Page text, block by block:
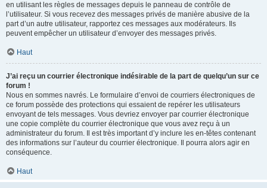
en utilisant les règles de messages depuis le panneau de contrôle de
l’utilisateur. Si vous recevez des messages privés de manière abusive de la
part d’un autre utilisateur, rapportez ces messages aux modérateurs. Ils
peuvent empêcher un utilisateur d’envoyer des messages privés.
Haut
J’ai reçu un courrier électronique indésirable de la part de quelqu’un sur ce
forum !
Nous en sommes navrés. Le formulaire d’envoi de courriers électroniques de
ce forum possède des protections qui essaient de repérer les utilisateurs
envoyant de tels messages. Vous devriez envoyer par courrier électronique
une copie complète du courrier électronique que vous avez reçu à un
administrateur du forum. Il est très important d’y inclure les en-têtes contenant
des informations sur l’auteur du courrier électronique. Il pourra alors agir en
conséquence.
Haut